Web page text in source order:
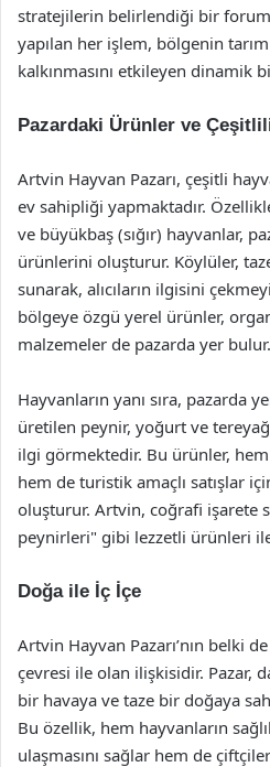
stratejilerin belirlendiği bir
yapılan her işlem, bölgenin
kalkınmasını etkileyen dinamik
Pazardaki Ürünler ve
Artvin Hayvan Pazarı, çeşitli
ev sahipliği yapmaktadır.
ve büyükbaş (sığır) hayvanlar,
ürünlerini oluşturur. Köylüler,
sunarak, alıcıların ilgisini
bölgeye özgü yerel ürünler,
malzemeler de pazarda yer bulur.
Hayvanların yanı sıra, pazarda
üretilen peynir, yoğurt ve
ilgi görmektedir. Bu ürünler,
hem de turistik amaçlı satışlar
oluşturur. Artvin, coğrafi işarete
peynirleri" gibi lezzetli ürünleri
Doğa ile İç İçe
Artvin Hayvan Pazarı’nın belki
çevresi ile olan ilişkisidir. Pazar,
bir havaya ve taze bir doğaya
Bu özellik, hem hayvanların
ulaşmasını sağlar hem de